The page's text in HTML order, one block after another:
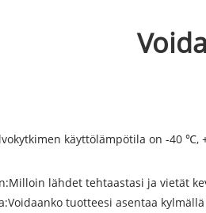
käyttölämpötila on -40 ℃,
Milloin lähdet tehtaastasi ja vietät
Voidaanko tuotteesi asentaa kylmällä